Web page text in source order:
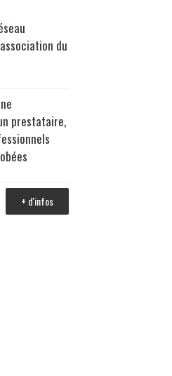
du
prestataire,
+ d'infos